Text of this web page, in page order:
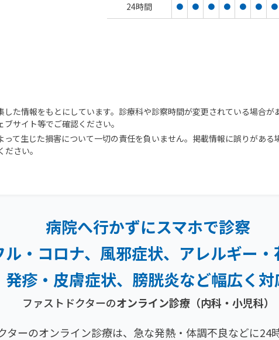
24時間
● ● ● ● ● ● ●
た情報をもとにしています。診療科や診察時間が変更されている場合が
サイト等でご確認ください。
て生じた損害について一切の責任を負いません。掲載情報に誤りがある
さい。
病院へ行かずにスマホで診察
・コロナ、風邪症状、 アレルギー
発疹・ 皮膚症状、膀胱炎など幅広く対
ファストドクターのオンライン診療（内科・小児科）
ターのオンライン診療は、急な発熱・体調不良などに24